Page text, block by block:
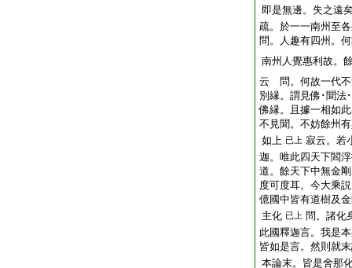
即是無邊。失之遠
疏。於一一南州至
問。人趣有四州。
南州人覺惠利故。
云 問。何故一代
別縁。謂見佛･聞法
佛縁。且據一相如
不見聞。不妨餘州
如上 已上 寂云。若
迦。唯此四天下閻
道。餘天下中無金
度可度耳。今大乘
億國中皆有道樹及
主化 已上 問。諸化
此國釋迦言。我是
皆如是言。然則就
本論末。皆是舍那